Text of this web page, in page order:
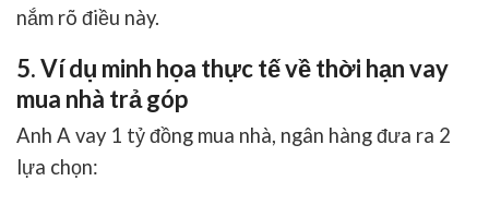
nắm rõ điều này.
5. Ví dụ minh họa thực tế về thời hạn vay
mua nhà trả góp
Anh A vay 1 tỷ đồng mua nhà, ngân hàng đưa ra 2
lựa chọn: